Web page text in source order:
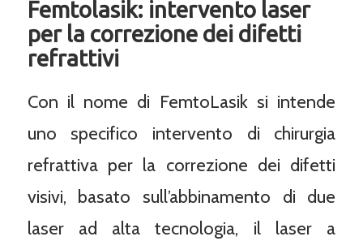
Femtolasik: intervento laser
per la correzione dei difetti
refrattivi
Con il nome di FemtoLasik si intende
uno specifico intervento di chirurgia
refrattiva per la correzione dei difetti
visivi, basato sull’abbinamento di due
laser ad alta tecnologia, il laser a